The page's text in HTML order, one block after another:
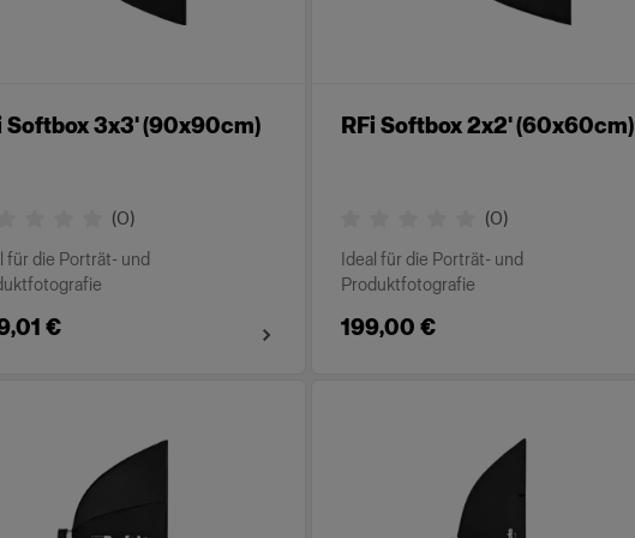
Softbox 3x3' (90x90cm)
(0)
für die Porträt- und
€
RFi Softbox 2x2' (60x60cm)
(0)
Ideal für die Porträt- und
Produktfotografie
199,00 €